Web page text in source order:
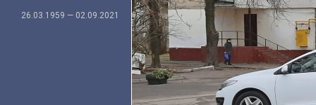
26.03.1959 — 02.09.2021